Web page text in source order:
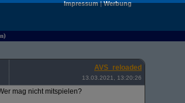
Impressum|Werbung
AVS_reloaded
13.03.2021, 13:20:26
mag nicht mitspielen?